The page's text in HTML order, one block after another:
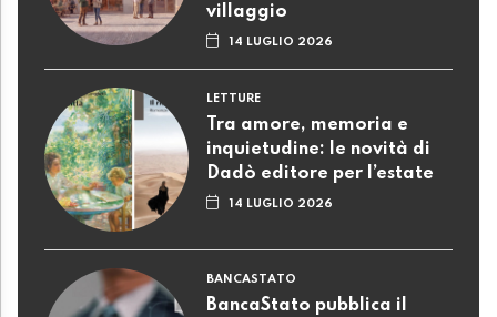
villaggio
14 LUGLIO 2026
LETTURE
Tra amore, memoria e
inquietudine: le novità di
Dadò editore per l’estate
14 LUGLIO 2026
BANCASTATO
BancaStato pubblica il